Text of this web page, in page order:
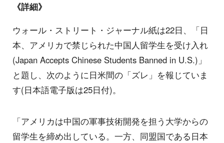
《詳細》
ウォール・ストリート・ジャーナル紙は22日、「日
本、アメリカで禁じられた中国人留学生を受け入れ
(Japan Accepts Chinese Students Banned in U.S.)」
と題し、次のように日米間の「ズレ」を報じていま
す(日本語電子版は25日付)。
「アメリカは中国の軍事技術開発を担う大学からの
留学生を締め出している。一方、同盟国である日本